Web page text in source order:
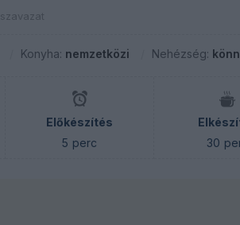
szavazat
Konyha: nemzetközi Nehézség:
Előkészítés
5 perc
30